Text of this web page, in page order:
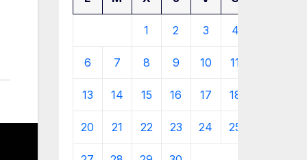
1 2 3 4
6 7 8 9 10 11
13 14 15 16 17 18
20 21 22 23 24 25